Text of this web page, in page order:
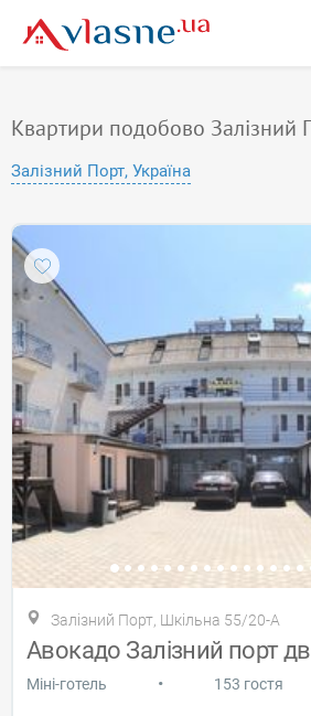
Квартири подобово Залізний
Залізний Порт, Україна
Залізний Порт, Шкільна 55/20-А
Міні-готель • 153 гостя